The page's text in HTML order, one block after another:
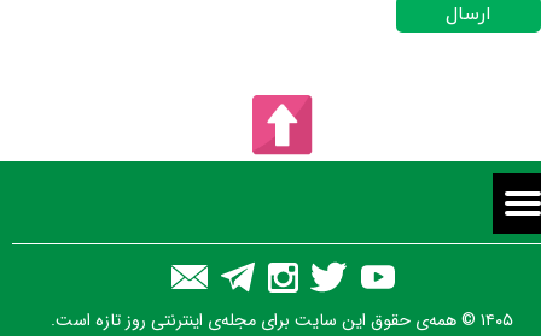
ارسال
۱۴۰۵ © همه‌ی حقوق این سایت برای مجله‌ی اینترنتی روز تازه است.